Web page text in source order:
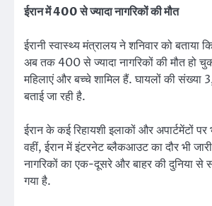
ईरान में 400 से ज्यादा नागरिकों की मौत
ईरानी स्वास्थ्य मंत्रालय ने शनिवार को बताया
अब तक 400 से ज्यादा नागरिकों की मौत हो
महिलाएं और बच्चे शामिल हैं. घायलों की
बताई जा रही है.
ईरान के कई रिहायशी इलाकों और अपार्टमेंटों पर
वहीं, ईरान में इंटरनेट ब्लैकआउट का दौर भी
नागरिकों का एक-दूसरे और बाहर की दुनिया से
गया है.